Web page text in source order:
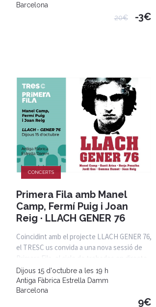
Barcelona
20€
-3€
CONCERTS
Primera Fila amb Manel
Camp, Fermí Puig i Joan
Reig · LLACH GENER 76
Coincidint amb el projecte LLACH GENER 76,
el TRESC us convida a una nova sessió de
Primera Fila, el cicle de trobades en directe
Dijous 15 d'octubre a les 19 h
Antiga Fàbrica Estrella Damm
Barcelona
9€